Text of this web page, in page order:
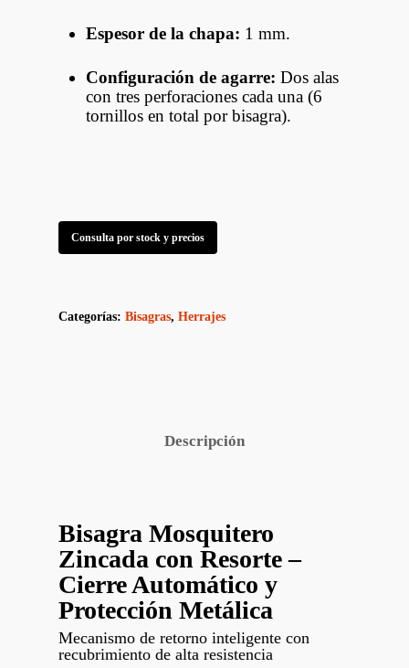
Espesor de la chapa: 1 mm.
Configuración de agarre: Dos alas
con tres perforaciones cada una (6
tornillos en total por bisagra).
Consulta por stock y precios
Categorías: Bisagras, Herrajes
Descripción
Bisagra Mosquitero
Zincada con Resorte –
Cierre Automático y
Protección Metálica
Mecanismo de retorno inteligente con
recubrimiento de alta resistencia